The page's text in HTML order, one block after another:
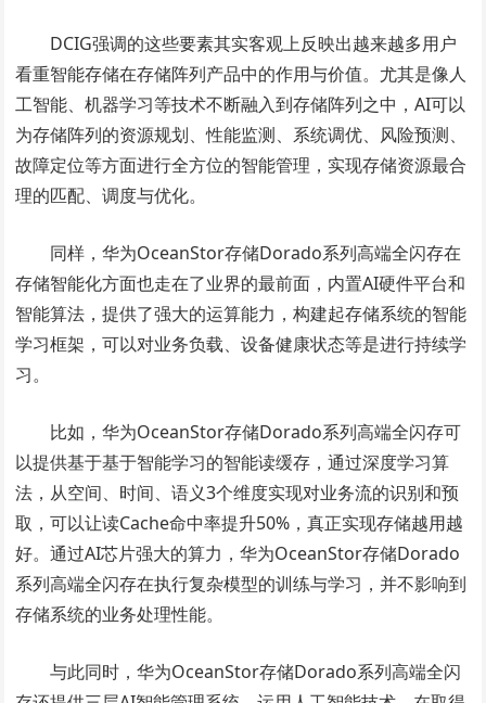
DCIG强调的这些要素其实客观上反映出越来越多用户
看重智能存储在存储阵列产品中的作用与价值。尤其是像人
工智能、机器学习等技术不断融入到存储阵列之中，AI可以
为存储阵列的资源规划、性能监测、系统调优、风险预测、
故障定位等方面进行全方位的智能管理，实现存储资源最合
理的匹配、调度与优化。
同样，华为OceanStor存储Dorado系列高端全闪存在
存储智能化方面也走在了业界的最前面，内置AI硬件平台和
智能算法，提供了强大的运算能力，构建起存储系统的智能
学习框架，可以对业务负载、设备健康状态等是进行持续学
习。
比如，华为OceanStor存储Dorado系列高端全闪存可
以提供基于基于智能学习的智能读缓存，通过深度学习算
法，从空间、时间、语义3个维度实现对业务流的识别和预
取，可以让读Cache命中率提升50%，真正实现存储越用越
好。通过AI芯片强大的算力，华为OceanStor存储Dorado
系列高端全闪存在执行复杂模型的训练与学习，并不影响到
存储系统的业务处理性能。
与此同时，华为OceanStor存储Dorado系列高端全闪